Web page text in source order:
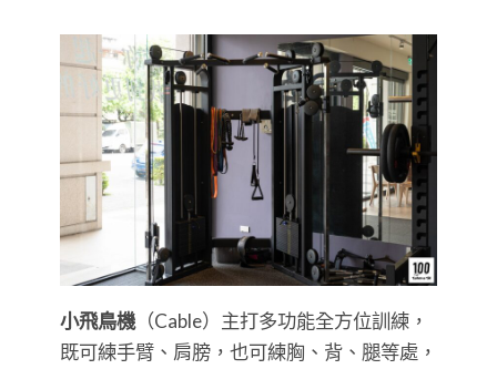
小飛鳥機 （Cable）主打多功能全方位訓練，
既可練手臂、肩膀，也可練胸、背、腿等處，